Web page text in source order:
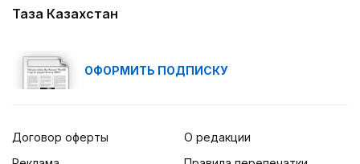
Таза Казахстан
ОФОРМИТЬ ПОДПИСКУ
Договор оферты
О редакции